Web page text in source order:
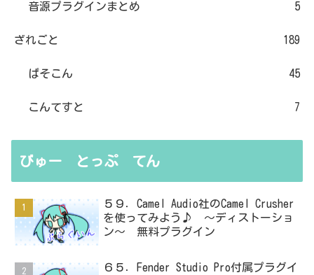
音源プラグインまとめ 5
ざれごと 189
ぱそこん 45
こんてすと 7
びゅー とっぷ てん
５９．Camel Audio社のCamel Crusher
を使ってみよう♪ ～ディストーショ
ン～ 無料プラグイン
６５．Fender Studio Pro付属プラグイ